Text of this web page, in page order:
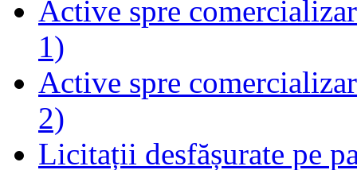
Active spre
1)
Active spre
2)
Licitații desfășurate pe